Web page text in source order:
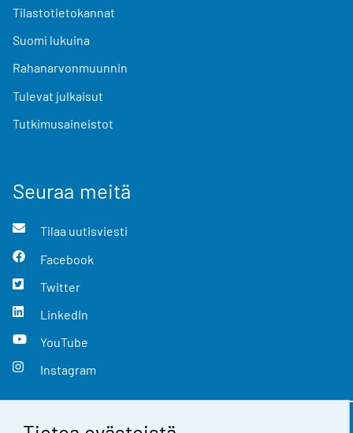
Tilastotietokannat
Suomi lukuina
Rahanarvonmuunnin
Tulevat julkaisut
Tutkimusaineistot
Seuraa meitä
Tilaa uutisviesti
Facebook
Twitter
LinkedIn
YouTube
Instagram